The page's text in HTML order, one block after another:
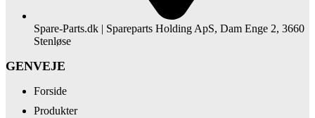
Spare-Parts.dk | Spareparts Holding ApS, Dam Enge 2, 3660
Stenløse
GENVEJE
Forside
Produkter